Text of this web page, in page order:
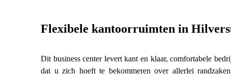
Flexibele kantoorruimten in
Dit business center levert kant en klaar, comfortabele
dat u zich hoeft te bekommeren over allerlei